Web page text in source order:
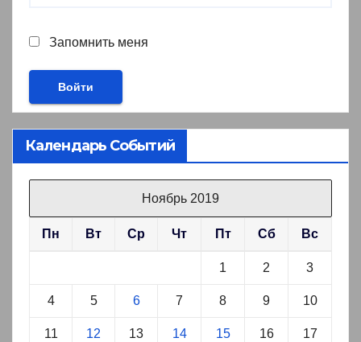
Запомнить меня
Календарь Событий
Ноябрь 2019
Пн Вт Ср Чт Пт Сб Вс
1 2 3
4 5 6 7 8 9 10
11 12 13 14 15 16 17